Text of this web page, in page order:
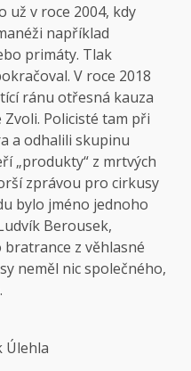
už v roce 2004, kdy
například
primáty. Tlak
V roce 2018
ránu otřesná kauza
Policisté tam při
a odhalili skupinu
„produkty“ z mrtvých
zprávou pro cirkusy
bylo jméno jednoho
Berousek,
z věhlasné
neměl nic společného,
Úlehla